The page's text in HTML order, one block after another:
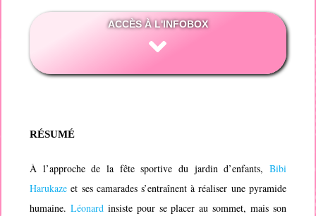
ACCÈS À L'INFOBOX
RÉSUMÉ
À l’approche de la fête sportive du jardin d’enfants, Bibi
Harukaze et ses camarades s’entraînent à réaliser une pyramide
humaine.Léonard insiste pour se placer au sommet, mais son